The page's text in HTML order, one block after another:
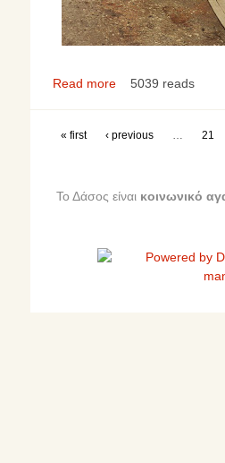
Read more 5039 reads
« first ‹ previous 21
Το Δάσος είναι κοινωνικό